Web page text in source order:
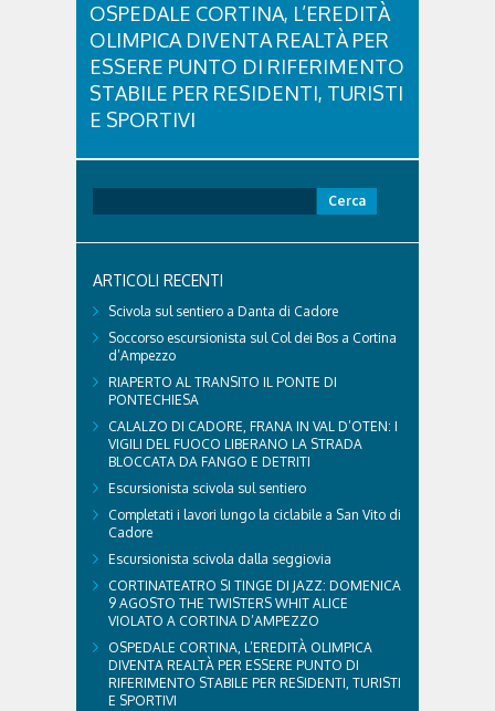
OSPEDALE CORTINA, L’EREDITÀ
OLIMPICA DIVENTA REALTÀ PER
ESSERE PUNTO DI RIFERIMENTO
STABILE PER RESIDENTI, TURISTI
E SPORTIVI
territorio dolomitico. Ospedale Cortina -
struttura parte di GVM Care & Research che durante i
delegazioni e pubblico, sta per entrare in una...
per:
ARTICOLI RECENTI
Scivola sul sentiero a Danta di Cadore
Soccorso escursionista sul Col dei Bos a Cortina
d’Ampezzo
RIAPERTO AL TRANSITO IL PONTE DI
PONTECHIESA
CALALZO DI CADORE, FRANA IN VAL D’OTEN: I
VIGILI DEL FUOCO LIBERANO LA STRADA
BLOCCATA DA FANGO E DETRITI
Escursionista scivola sul sentiero
Completati i lavori lungo la ciclabile a San Vito di
Cadore
Escursionista scivola dalla seggiovia
CORTINATEATRO SI TINGE DI JAZZ: DOMENICA
9 AGOSTO THE TWISTERS WHIT ALICE
VIOLATO A CORTINA D’AMPEZZO
OSPEDALE CORTINA, L’EREDITÀ OLIMPICA
DIVENTA REALTÀ PER ESSERE PUNTO DI
RIFERIMENTO STABILE PER RESIDENTI, TURISTI
E SPORTIVI